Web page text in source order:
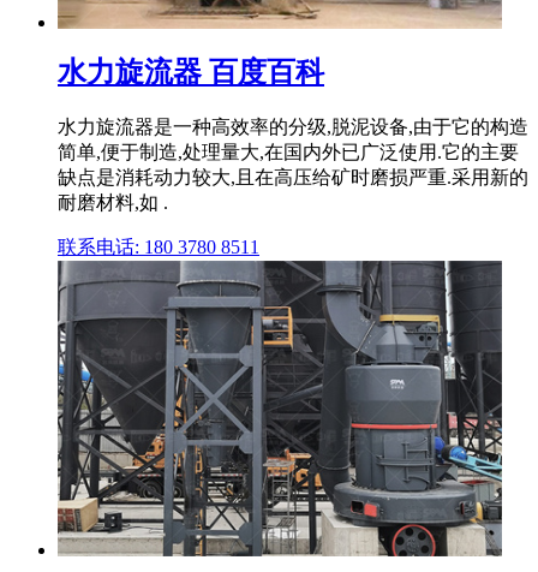
水力旋流器 百度百科
水力旋流器是一种高效率的分级,脱泥设备,由于它的构造
简单,便于制造,处理量大,在国内外已广泛使用.它的主要
缺点是消耗动力较大,且在高压给矿时磨损严重.采用新的
耐磨材料,如 .
联系电话: 180 3780 8511